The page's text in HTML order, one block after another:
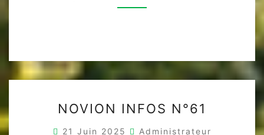
INFOS
N°61
NOVION INFOS N°61
21 Juin 2025 Administrateur